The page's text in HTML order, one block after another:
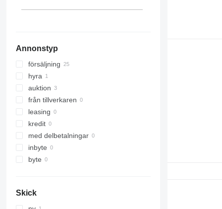
Annonstyp
försäljning
hyra
auktion
från tillverkaren
leasing
kredit
med delbetalningar
inbyte
byte
Skick